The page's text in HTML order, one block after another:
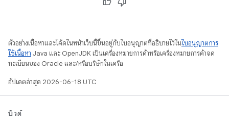
ตัวอย่างเนื้อหาและโค้ดในหน้าเว็บนี้ขึ้นอยู่กับใบอนุญาตที่อธิบายไว้ในใบอนุญาตการ
ใช้เนื้อหา Java และ OpenJDK เป็นเครื่องหมายการค้าหรือเครื่องหมายการค้าจด
ทะเบียนของ Oracle และ/หรือบริษัทในเครือ
อัปเดตล่าสุด 2026-06-18 UTC
บิวด์